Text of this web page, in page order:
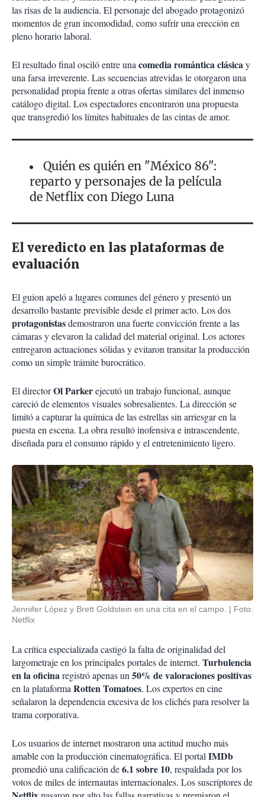
las risas de la audiencia. El personaje del abogado protagonizó
momentos de gran incomodidad, como sufrir una erección en
pleno horario laboral.
El resultado final osciló entre unacomedia romántica clásicay
una farsa irreverente. Las secuencias atrevidas le otorgaron una
personalidad propia frente a otras ofertas similares del inmenso
catálogo digital. Los espectadores encontraron una propuesta
que transgredió los límites habituales de las cintas de amor.
Quién es quién en "México 86":
reparto y personajes de la película
de Netflix con Diego Luna
El veredicto en las plataformas de
evaluación
El guion apeló a lugares comunes del género y presentó un
desarrollo bastante previsible desde el primer acto. Los dos
protagonistasdemostraron una fuerte convicción frente a las
cámaras y elevaron la calidad del material original. Los actores
entregaron actuaciones sólidas y evitaron transitar la producción
como un simple trámite burocrático.
El directorOl Parkerejecutó un trabajo funcional, aunque
careció de elementos visuales sobresalientes. La dirección se
limitó a capturar la química de las estrellas sin arriesgar en la
puesta en escena. La obra resultó inofensiva e intrascendente,
diseñada para el consumo rápido y el entretenimiento ligero.
Jennifer López y Brett Goldstein en una cita en el campo.
Foto:
Netflix
La crítica especializada castigó la falta de originalidad del
largometraje en los principales portales de internet. Turbulencia
en la oficinaregistró apenas un50% de valoraciones positivas
en la plataformaRotten Tomatoes. Los expertos en cine
señalaron la dependencia excesiva de los clichés para resolver la
trama corporativa.
Los usuarios de internet mostraron una actitud mucho más
amable con la producción cinematográfica. El portalIMDb
promedió una calificación de6.1 sobre 10, respaldada por los
votos de miles de internautas internacionales. Los suscriptores de